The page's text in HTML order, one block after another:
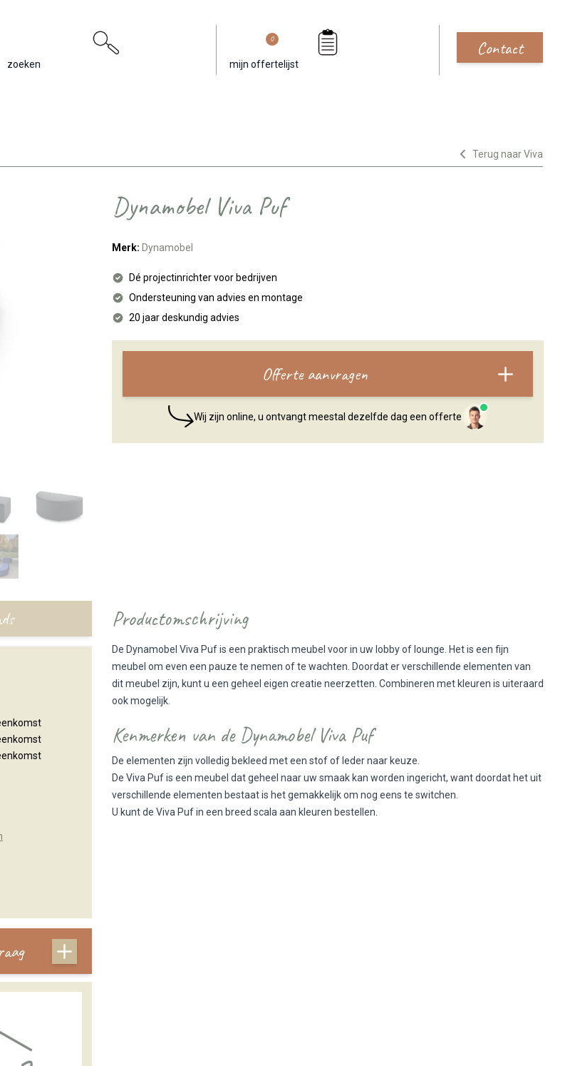
zoeken mijn offertelijst
0 Contact
Terug naar Viva
Dynamobel Viva Puf
Merk: Dynamobel
Dé projectinrichter voor bedrijven
Ondersteuning van advies en montage
20 jaar deskundig advies
Offerte aanvragen
Wij zijn online, u ontvangt meestal dezelfde dag een offerte
Productomschrijving
De Dynamobel Viva Puf is een praktisch meubel voor in uw lobby of lounge. Het is een fijn
meubel om even een pauze te nemen of te wachten. Doordat er verschillende elementen van
dit meubel zijn, kunt u een geheel eigen creatie neerzetten. Combineren met kleuren is uiteraard
ook mogelijk.
Kenmerken van de Dynamobel Viva Puf
De elementen zijn volledig bekleed met een stof of leder naar keuze.
De Viva Puf is een meubel dat geheel naar uw smaak kan worden ingericht, want doordat het uit
verschillende elementen bestaat is het gemakkelijk om nog eens te switchen.
U kunt de Viva Puf in een breed scala aan kleuren bestellen.